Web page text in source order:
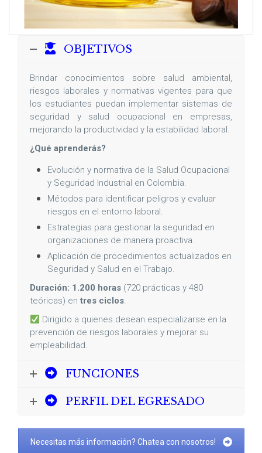
OBJETIVOS
Brindar conocimientos sobre salud ambiental,
riesgos laborales y normativas vigentes para que
los estudiantes puedan implementar sistemas de
seguridad y salud ocupacional en empresas,
mejorando la productividad y la estabilidad laboral.
¿Qué aprenderás?
Evolución y normativa de la Salud Ocupacional
y Seguridad Industrial en Colombia.
Métodos para identificar peligros y evaluar
riesgos en el entorno laboral.
Estrategias para gestionar la seguridad en
organizaciones de manera proactiva.
Aplicación de procedimientos actualizados en
Seguridad y Salud en el Trabajo.
Duración: 1.200 horas (720 prácticas y 480
teóricas) en tres ciclos.
Dirigido a quienes desean especializarse en la
prevención de riesgos laborales y mejorar su
empleabilidad.
FUNCIONES
PERFIL DEL EGRESADO
Necesitas más información? Chatea con nosotros!